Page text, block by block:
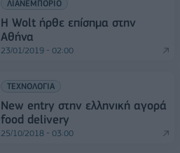
ΛΙΑΝΕΜΠΟΡΙΟ
Η Wolt ήρθε επίσημα στην
Αθήνα
23/01/2019 - 02:00
ΤΕΧΝΟΛΟΓΙΑ
Νew entry στην ελληνική αγορά
food delivery
25/10/2018 - 03:00